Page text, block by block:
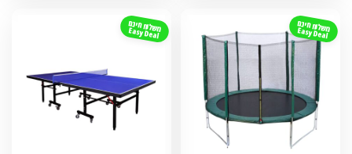
משלוח חינם
Easy Deal משלוח חינם
Easy Deal